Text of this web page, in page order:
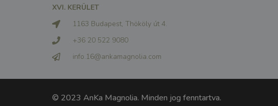
XVI. KERÜLET
1163 Budapest, Thököly út 4.
+36 20 522 9080
info.16@ankamagnolia.com
© 2023 AnKa Magnolia. Minden jog fenntartva.